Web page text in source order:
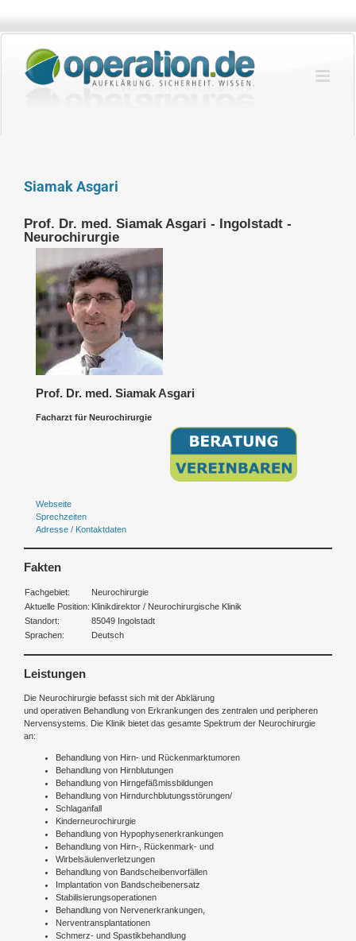
springen
Siamak Asgari
Prof. Dr. med. Siamak Asgari - Ingolstadt -
Neurochirurgie
Prof. Dr. med. Siamak Asgari
Facharzt für Neurochirurgie
Webseite
Sprechzeiten
Adresse / Kontaktdaten
Fakten
Fachgebiet:
Neurochirurgie
Aktuelle Position: Klinikdirektor / Neurochirurgische Klinik
Standort:
85049 Ingolstadt
Sprachen:
Deutsch
Leistungen
Die Neurochirurgie befasst sich mit der Abklärung
und operativen Behandlung von Erkrankungen des zentralen und peripheren
Nervensystems. Die Klinik bietet das gesamte Spektrum der Neurochirurgie
an:
Behandlung von Hirn- und Rückenmarktumoren
Behandlung von Hirnblutungen
Behandlung von Hirngefäßmissbildungen
Behandlung von Hirndurchblutungsstörungen/
Schlaganfall
Kinderneurochirurgie
Behandlung von Hypophysenerkrankungen
Behandlung von Hirn-, Rückenmark- und
Wirbelsäulenverletzungen
Behandlung von Bandscheibenvorfällen
Implantation von Bandscheibenersatz
Stabilisierungsoperationen
Behandlung von Nervenerkrankungen,
Nerventransplantationen
Schmerz- und Spastikbehandlung